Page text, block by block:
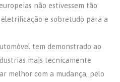
não estivessem tão
e sobretudo para a
tem demonstrado ao
mais tecnicamente
melhor com a mudança, pelo